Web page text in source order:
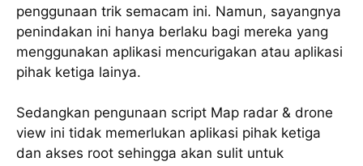
penggunaan trik semacam ini. Namun, sayangnya
penindakan ini hanya berlaku bagi mereka yang
menggunakan aplikasi mencurigakan atau aplikasi
pihak ketiga lainya.
Sedangkan pengunaan script Map radar & drone
view ini tidak memerlukan aplikasi pihak ketiga
dan akses root sehingga akan sulit untuk